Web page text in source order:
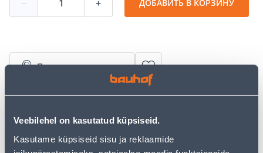
Veebilehel on kasutatud küpsiseid.
Kasutame küpsiseid sisu ja reklaamide
− + ДОБАВИТЬ В КОРЗИНУ
Посмотреть наличие